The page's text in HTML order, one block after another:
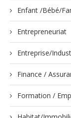
Enfant /Bébé/
Entrepreneuriat
Entreprise/
Finance /
Formation /